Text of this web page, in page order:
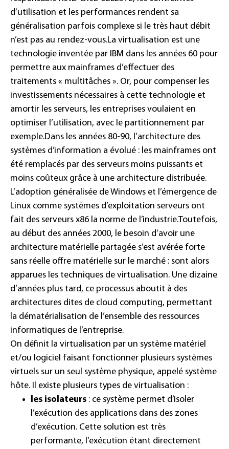
d’utilisation et les performances rendent sa
généralisation parfois complexe si le très haut débit
n’est pas au rendez-vous.La virtualisation est une
technologie inventée par IBM dans les années 60 pour
permettre aux mainframes d’effectuer des
traitements « multitâches ». Or, pour compenser les
investissements nécessaires à cette technologie et
amortir les serveurs, les entreprises voulaient en
optimiser l’utilisation, avec le partitionnement par
exemple.Dans les années 80-90, l’architecture des
systèmes d’information a évolué : les mainframes ont
été remplacés par des serveurs moins puissants et
moins coûteux grâce à une architecture distribuée.
L’adoption généralisée de Windows et l’émergence de
Linux comme systèmes d’exploitation serveurs ont
fait des serveurs x86 la norme de l’industrie.Toutefois,
au début des années 2000, le besoin d’avoir une
architecture matérielle partagée s’est avérée forte
sans réelle offre matérielle sur le marché : sont alors
apparues les techniques de virtualisation. Une dizaine
d’années plus tard, ce processus aboutit à des
architectures dites de cloud computing, permettant
la dématérialisation de l’ensemble des ressources
informatiques de l’entreprise.
On définit la virtualisation par un système matériel
et/ou logiciel faisant fonctionner plusieurs systèmes
virtuels sur un seul système physique, appelé système
hôte. Il existe plusieurs types de virtualisation :
les isolateurs : ce système permet d’isoler
l’exécution des applications dans des zones
d’exécution. Cette solution est très
performante, l’exécution étant directement